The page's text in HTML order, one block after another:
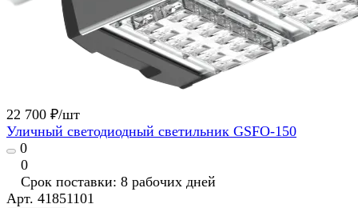
22 700 ₽/шт
Уличный светодиодный светильник GSFO-150
0
0
Срок поставки: 8 рабочих дней
Арт. 41851101